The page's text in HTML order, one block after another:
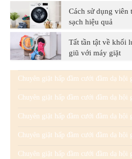
Cách sử dụng viên
sạch hiệu quả
Tất tần tật về khối
giũ với máy giặt
Chuyên giặt hấp đầm cưới đầm dạ hội
Chuyên giặt hấp đầm cưới đầm dạ hội
Chuyên giặt hấp đầm cưới đầm dạ hội
Chuyên giặt hấp đầm cưới đầm dạ hội
Chuyên giặt hấp đầm cưới đầm dạ hội